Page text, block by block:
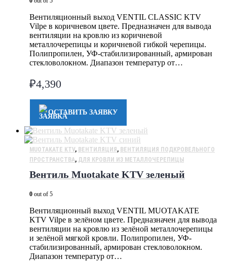
Вентиляционный выход VENTIL CLASSIC KTV
Vilpe в коричневом цвете. Предназначен для вывода
вентиляции на кровлю из коричневой
металлочерепицы и коричневой гибкой черепицы.
Полипропилен, УФ-стабилизированный, армирован
стекловолокном. Диапазон температур от…
₽4,390
ОСТАВИТЬ ЗАЯВКУ
MUOTAKATE KTV, ВЕНТИЛЯЦИЯ, ВЕНТИЛЯЦИЯ ПОДКРОВЕЛЬНОГО
ПРОСТРАНСТВА, ДЛЯ КРОВЛИ ИЗ МЕТАЛЛОЧЕРЕПИЦЫ
Вентиль Muotakate KTV зеленый
0 out of 5
Вентиляционный выход VENTIL MUOTAKATE
KTV Vilpe в зелёном цвете. Предназначен для вывода
вентиляции на кровлю из зелёной металлочерепицы
и зелёной мягкой кровли. Полипропилен, УФ-
стабилизированный, армирован стекловолокном.
Диапазон температур от…